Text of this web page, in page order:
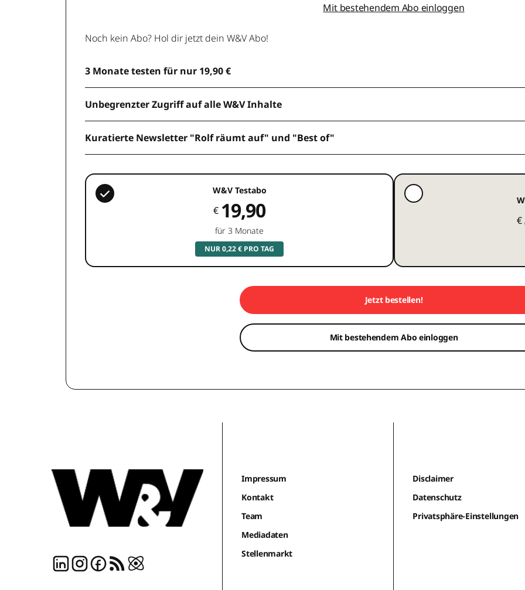
Mit bestehendem Abo einloggen
Noch kein Abo? Hol dir jetzt dein W&V Abo!
3 Monate testen für nur 19,90 €
Unbegrenzter Zugriff auf alle W&V Inhalte
Kuratierte Newsletter "Rolf räumt auf" und "Best of"
W&V Testabo
€ 19,90
für 3 Monate
NUR 0,22 € PRO TAG
€
Jetzt bestellen!
Mit bestehendem Abo einloggen
Impressum
Kontakt
Team
Mediadaten
Stellenmarkt
Disclaimer
Datenschutz
Privatsphäre-Einstellungen